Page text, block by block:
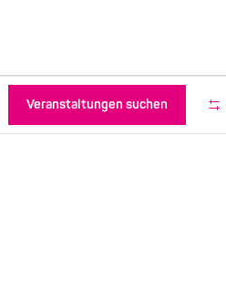
Veranstaltungen suchen